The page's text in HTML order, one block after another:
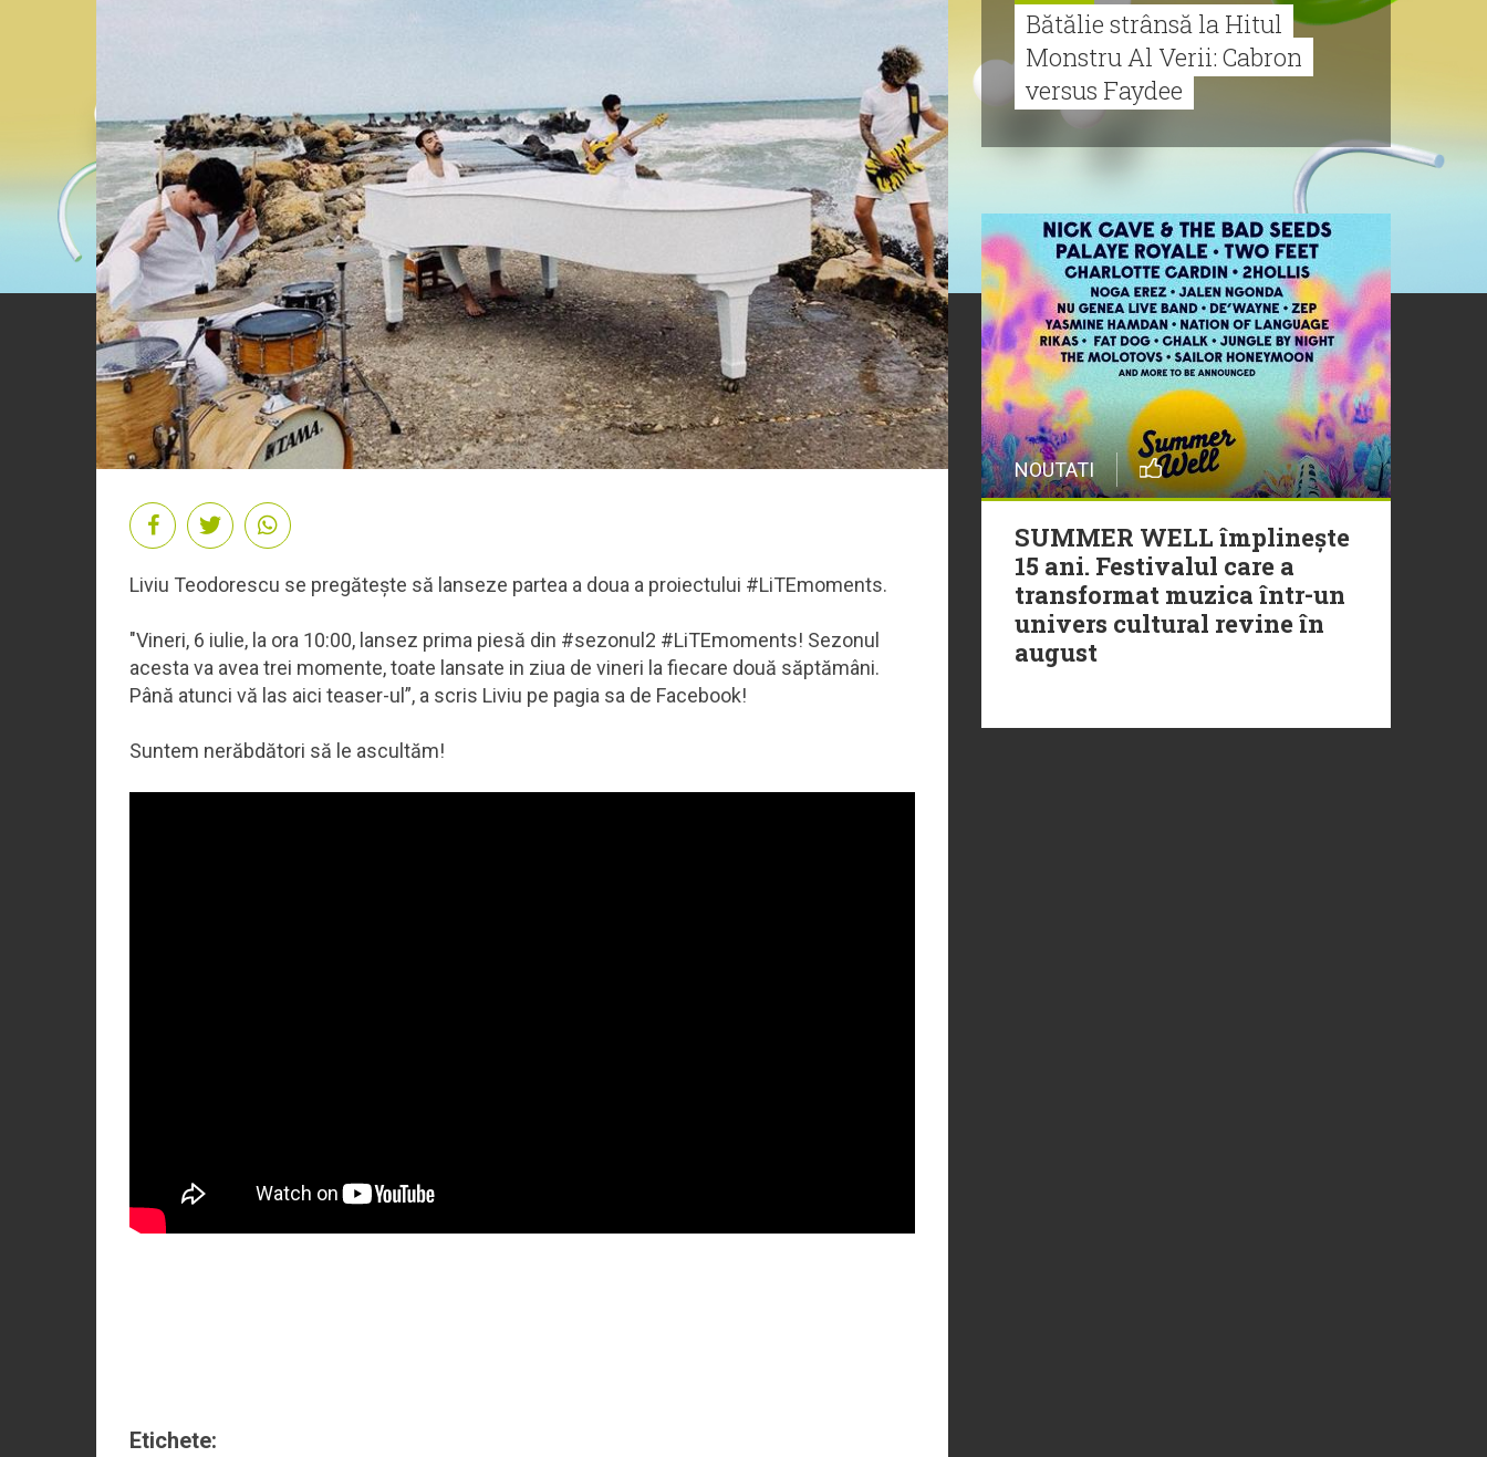
Liviu Teodorescu se pregătește să lanseze partea a doua a proiectului #LiTEmoments.
"Vineri, 6 iulie, la ora 10:00, lansez prima piesă din #sezonul2 #LiTEmoments! Sezonul
acesta va avea trei momente, toate lansate in ziua de vineri la fiecare două săptămâni.
Până atunci vă las aici teaser-ul”, a scris Liviu pe pagia sa de Facebook!
Suntem nerăbdători să le ascultăm!
Etichete:
Bătălie strânsă la Hitul
Monstru Al Verii: Cabron
versus Faydee
21 Iulie
Cabron vine cu Hitul
Monstru al Verii
20 Iulie
Episod nou | Muzica Aia x
DJ Christian Thomson
20 Iulie
Torpedoul lui Morar: Theo
Rose - „Ceai lângă tine”
NOUTATI
SUMMER WELL împlinește
15 ani. Festivalul care a
transformat muzica într-un
univers cultural revine în
august